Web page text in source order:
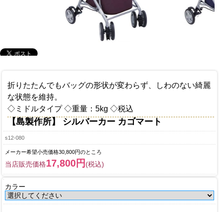
折りたたんでもバッグの形状が変わらず、しわのない綺麗
な状態を維持。
◇ミドルタイプ ◇重量：5kg ◇税込
【島製作所】 シルバーカー カゴマート
s12-080
メーカー希望小売価格30,800円のところ
当店販売価格17,800円 (税込)
カラー